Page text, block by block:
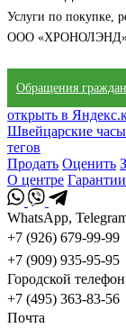
Услуги по покупке,
ООО
Обращения граждан
открыть в
Швейцарские часы
тегов
Продать Оценить
О центре Гарантии
WhatsApp,
+7 (926) 679-99-99
+7 (909) 935-95-95
Городской телефон
+7 (495) 363-83-56
Почта